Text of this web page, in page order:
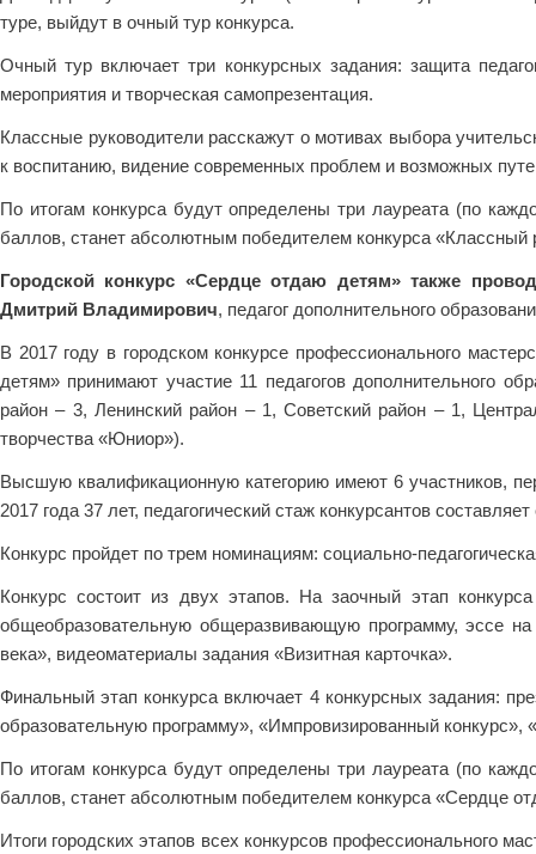
туре, выйдут в очный тур конкурса.
Очный тур включает три конкурсных задания: защита
мероприятия и творческая самопрезентация.
Классные руководители расскажут о мотивах выбора
к воспитанию, видение современных проблем и возможных
По итогам конкурса будут определены три лауреата (по
баллов, станет абсолютным победителем конкурса «Классный
Городской конкурс «Сердце отдаю детям» также
Дмитрий Владимирович, педагог дополнительного
В 2017 году в городском конкурсе профессионального
детям» принимают участие 11 педагогов дополнительного
район – 3, Ленинский район – 1, Советский район – 1,
творчества «Юниор»).
Высшую квалификационную категорию имеют 6 участников,
2017 года 37 лет, педагогический стаж конкурсантов
Конкурс пройдет по трем номинациям: социально-
Конкурс состоит из двух этапов. На заочный этап
общеобразовательную общеразвивающую программу, эссе
века», видеоматериалы задания «Визитная карточка».
Финальный этап конкурса включает 4 конкурсных задания:
образовательную программу», «Импровизированный конкурс»,
По итогам конкурса будут определены три лауреата (по
баллов, станет абсолютным победителем конкурса «Сердце
Итоги городских этапов всех конкурсов профессионального